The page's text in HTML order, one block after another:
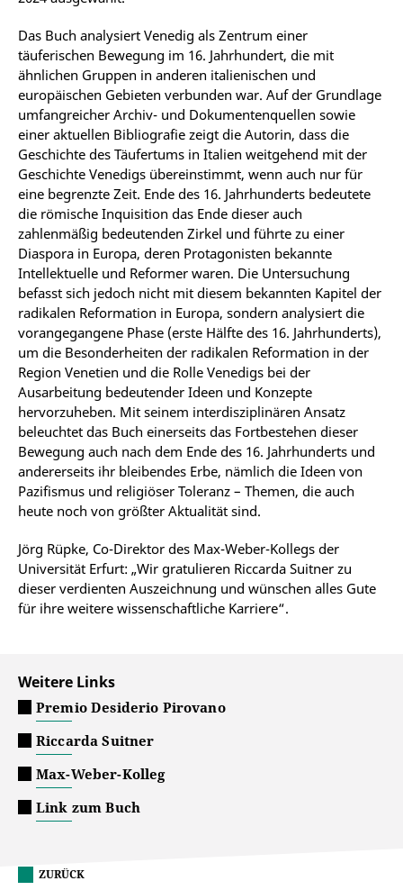
Das Buch analysiert Venedig als Zentrum einer
täuferischen Bewegung im 16. Jahrhundert, die mit
ähnlichen Gruppen in anderen italienischen und
europäischen Gebieten verbunden war. Auf der Grundlage
umfangreicher Archiv- und Dokumentenquellen sowie
einer aktuellen Bibliografie zeigt die Autorin, dass die
Geschichte des Täufertums in Italien weitgehend mit der
Geschichte Venedigs übereinstimmt, wenn auch nur für
eine begrenzte Zeit. Ende des 16. Jahrhunderts bedeutete
die römische Inquisition das Ende dieser auch
zahlenmäßig bedeutenden Zirkel und führte zu einer
Diaspora in Europa, deren Protagonisten bekannte
Intellektuelle und Reformer waren. Die Untersuchung
befasst sich jedoch nicht mit diesem bekannten Kapitel der
radikalen Reformation in Europa, sondern analysiert die
vorangegangene Phase (erste Hälfte des 16. Jahrhunderts),
um die Besonderheiten der radikalen Reformation in der
Region Venetien und die Rolle Venedigs bei der
Ausarbeitung bedeutender Ideen und Konzepte
hervorzuheben. Mit seinem interdisziplinären Ansatz
beleuchtet das Buch einerseits das Fortbestehen dieser
Bewegung auch nach dem Ende des 16. Jahrhunderts und
andererseits ihr bleibendes Erbe, nämlich die Ideen von
Pazifismus und religiöser Toleranz – Themen, die auch
heute noch von größter Aktualität sind.
Jörg Rüpke, Co-Direktor des Max-Weber-Kollegs der
Universität Erfurt: „Wir gratulieren Riccarda Suitner zu
dieser verdienten Auszeichnung und wünschen alles Gute
für ihre weitere wissenschaftliche Karriere“.
Weitere Links
Premio Desiderio Pirovano
Riccarda Suitner
Max-Weber-Kolleg
Link zum Buch
ZURÜCK